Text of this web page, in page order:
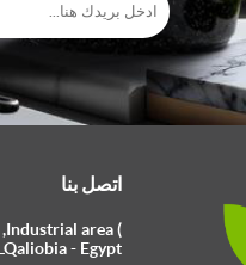
اتصل بنا
area (
- Egypt